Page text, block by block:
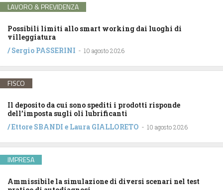
LAVORO & PREVIDENZA
Possibili limiti allo smart working dai luoghi di
villeggiatura
/Sergio PASSERINI - 10 agosto 2026
FISCO
Il deposito da cui sono spediti i prodotti risponde
dell’imposta sugli oli lubrificanti
/Ettore SBANDI e Laura GIALLORETO - 10 agosto 2026
IMPRESA
Ammissibile la simulazione di diversi scenari nel test